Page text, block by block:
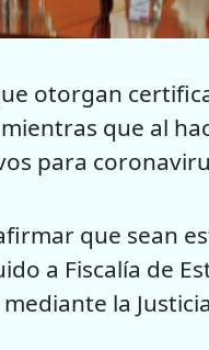
otorgan
que al
para
que sean
a Fiscalía de
la